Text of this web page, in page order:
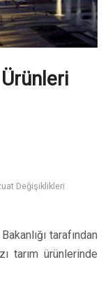
Ürünleri
Değişiklikleri
tarafından
tarım ürünlerinde